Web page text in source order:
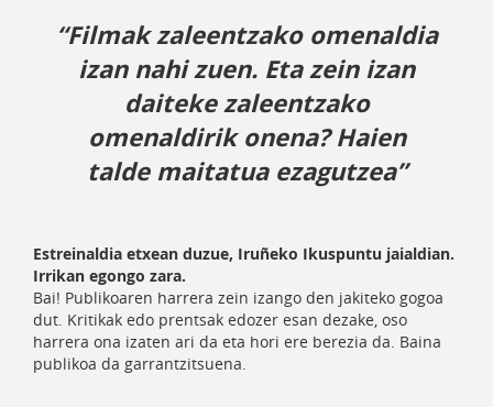
“Filmak zaleentzako omenaldia
izan nahi zuen. Eta zein izan
daiteke zaleentzako
omenaldirik onena? Haien
talde maitatua ezagutzea”
Estreinaldia etxean duzue, Iruñeko Ikuspuntu jaialdian.
Irrikan egongo zara.
Bai! Publikoaren harrera zein izango den jakiteko gogoa
dut. Kritikak edo prentsak edozer esan dezake, oso
harrera ona izaten ari da eta hori ere berezia da. Baina
publikoa da garrantzitsuena.